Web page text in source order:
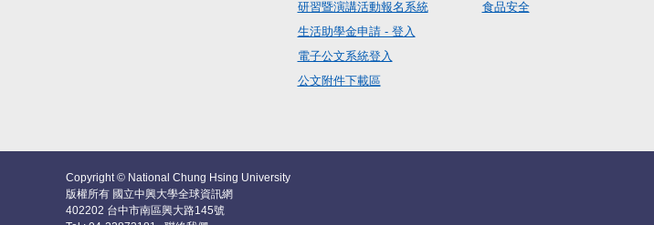
研習暨演講活動報名系統
生活助學金申請 - 登入
電子公文系統登入
公文附件下載區
食品安全
Copyright © National Chung Hsing University
版權所有 國立中興大學全球資訊網
402202 台中市南區興大路145號